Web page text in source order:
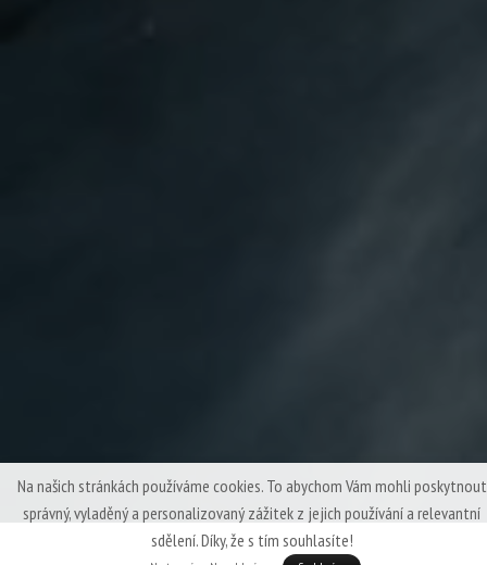
Na našich stránkách používáme cookies. To abychom Vám mohli poskytnout
správný, vyladěný a personalizovaný zážitek z jejich používání a relevantní
sdělení. Díky, že s tím souhlasíte!